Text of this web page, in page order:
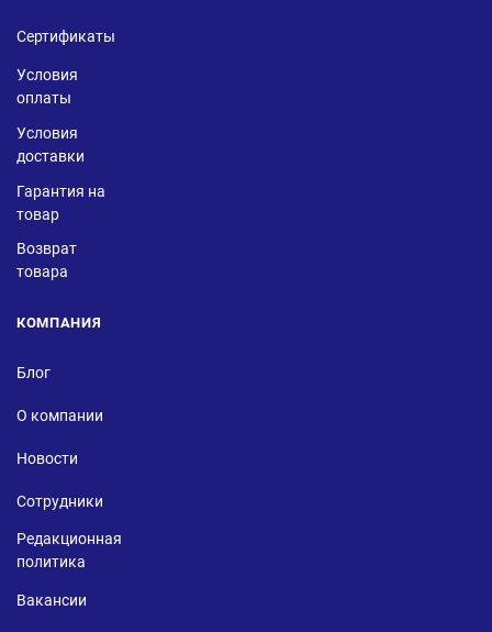
Сертификаты
Условия
оплаты
Условия
доставки
Гарантия на
товар
Возврат
товара
КОМПАНИЯ
Блог
О компании
Новости
Сотрудники
Редакционная
политика
Вакансии